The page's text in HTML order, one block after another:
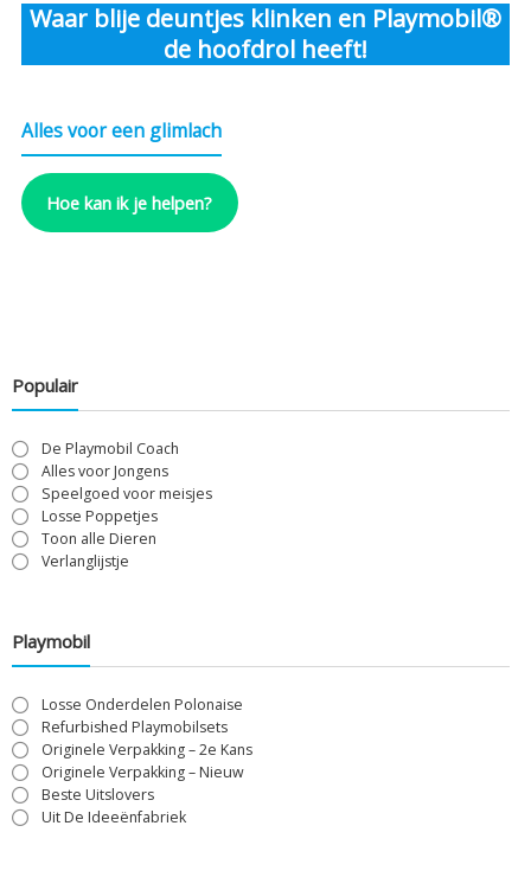
Waar blije deuntjes klinken en Playmobil®
de hoofdrol heeft!
Alles voor een glimlach
Hoe kan ik je helpen?
Populair
De Playmobil Coach
Alles voor Jongens
Speelgoed voor meisjes
Losse Poppetjes
Toon alle Dieren
Verlanglijstje
Playmobil
Losse Onderdelen Polonaise
Refurbished Playmobilsets
Originele Verpakking – 2e Kans
Originele Verpakking – Nieuw
Beste Uitslovers
Uit De Ideeënfabriek